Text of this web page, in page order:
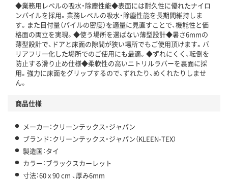
◆業務用レベルの吸水・除塵性能◆表面には耐久性に優れたナイロ
ンパイルを採用。業務レベルの吸水・除塵性能を長期間維持しま
す。また目付量（パイルの密度）を適量に見直すことで、機能性と価
格面の両立を実現。◆使う場所を選ばない薄型設計◆暑さ6mmの
薄型設計で、ドアと床面の隙間が狭い場所でもご使用頂けます。バ
リアフリー化した場所でのご使用にも最適。◆ずれにくく、転倒を
防止する滑り止め仕様◆柔軟性の高いニトリルラバーを裏面に採
用。強力に床面をグリップするので、ずれたり、めくれたりしませ
ん。
商品仕様
メーカー：クリーンテックス・ジャパン
ブランド：クリーンテックス・ジャパン（KLEEN-TEX）
製造国：タイ
カラー：ブラックスカーレット
寸法：60 x 90 cm 、厚み6mm